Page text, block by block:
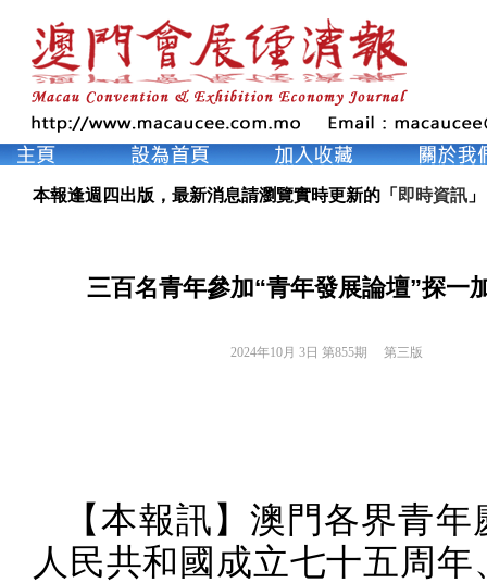
本報逢週四出版，最新消息請瀏覽實時更新的「 即時資訊 」
三百名青年參加“青年發展論壇”探一
2024年10月 3日 第855期 第三版
【本報訊】澳門各界青
人民共和國成立七十五周年